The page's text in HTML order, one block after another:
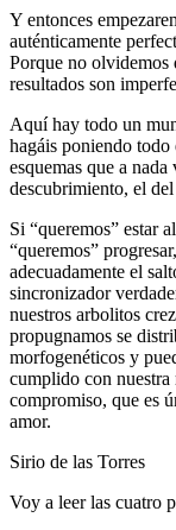
Y entonces
auténticamente
Porque no olvidemos
resultados son
Aquí hay todo un
hagáis poniendo
esquemas que a
descubrimiento, el
Si “queremos” estar
“queremos”
adecuadamente el
sincronizador
nuestros arbolitos
propugnamos se
morfogenéticos y
cumplido con
compromiso, que es
amor.
Sirio de las Torres
Voy a leer las cuatro